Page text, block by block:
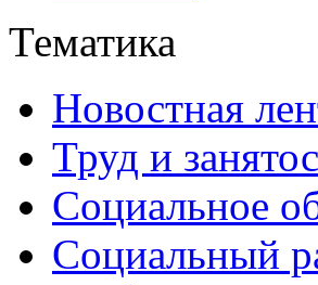
Тематика
Новостная
Труд и
Социальное
Социальный